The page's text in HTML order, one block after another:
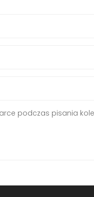
podczas pisania